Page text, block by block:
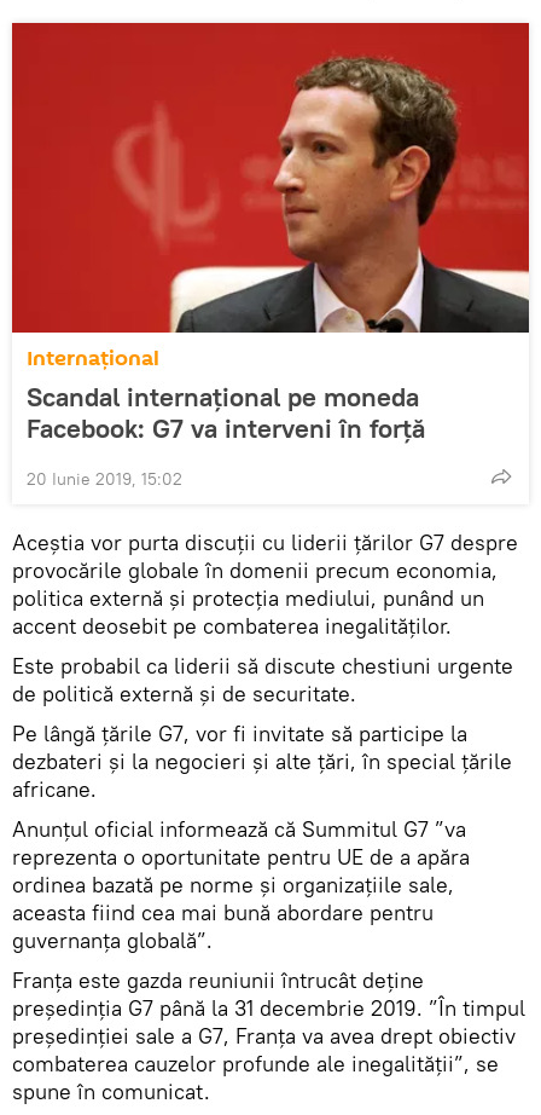
Internaţional
Scandal internațional pe moneda
Facebook: G7 va interveni în forță
20 Iunie 2019, 15:02
Aceștia vor purta discuții cu liderii țărilor G7 despre
provocările globale în domenii precum economia,
politica externă și protecția mediului, punând un
accent deosebit pe combaterea inegalităților.
Este probabil ca liderii să discute chestiuni urgente
de politică externă și de securitate.
Pe lângă țările G7, vor fi invitate să participe la
dezbateri și la negocieri și alte țări, în special țările
africane.
Anunțul oficial informează că Summitul G7 ”va
reprezenta o oportunitate pentru UE de a apăra
ordinea bazată pe norme și organizațiile sale,
aceasta fiind cea mai bună abordare pentru
guvernanța globală”.
Franța este gazda reuniunii întrucât deține
președinția G7 până la 31 decembrie 2019. ”În timpul
președinției sale a G7, Franța va avea drept obiectiv
combaterea cauzelor profunde ale inegalității”, se
spune în comunicat.